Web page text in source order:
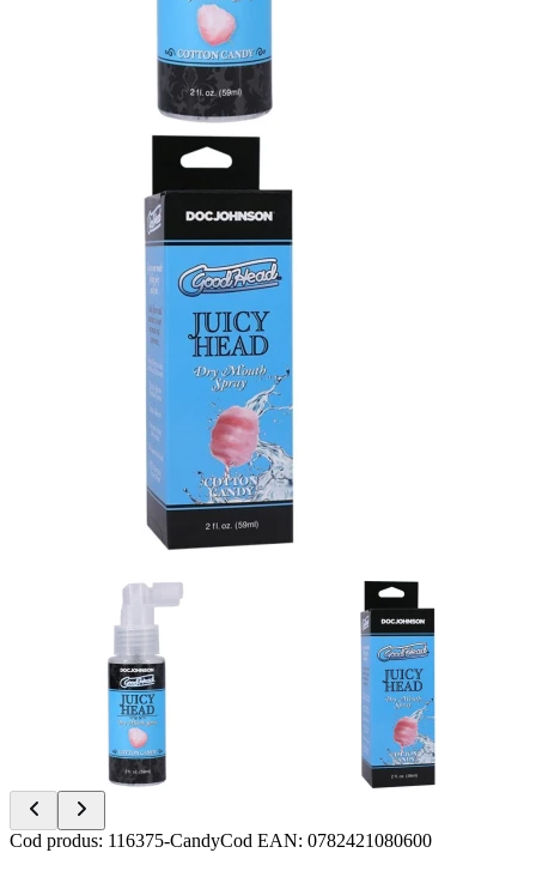
Item
Cod produs: 116375-CandyCod EAN: 0782421080600